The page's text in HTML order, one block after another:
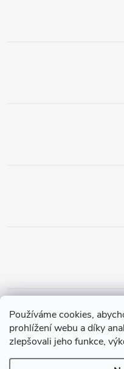
Používáme cookies,
prohlížení webu a díky
zlepšovali jeho funkce,
Zásady ochrany osobních